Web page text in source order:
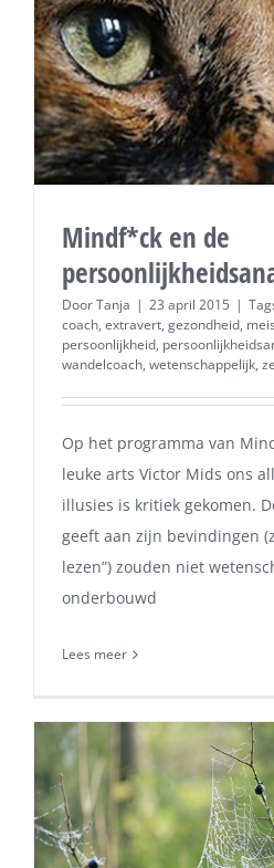
Mindf*ck en de
DoorTanja | 23 april 2015 |
coach, extravert, gezondheid,
persoonlijkheid,
wandelcoach, wetenschappelijk,
Op het programma van
leuke arts Victor Mids ons
illusies is kritiek gekomen.
geeft aan zijn bevindingen
lezen”) zouden niet
onderbouwd
Lees meer